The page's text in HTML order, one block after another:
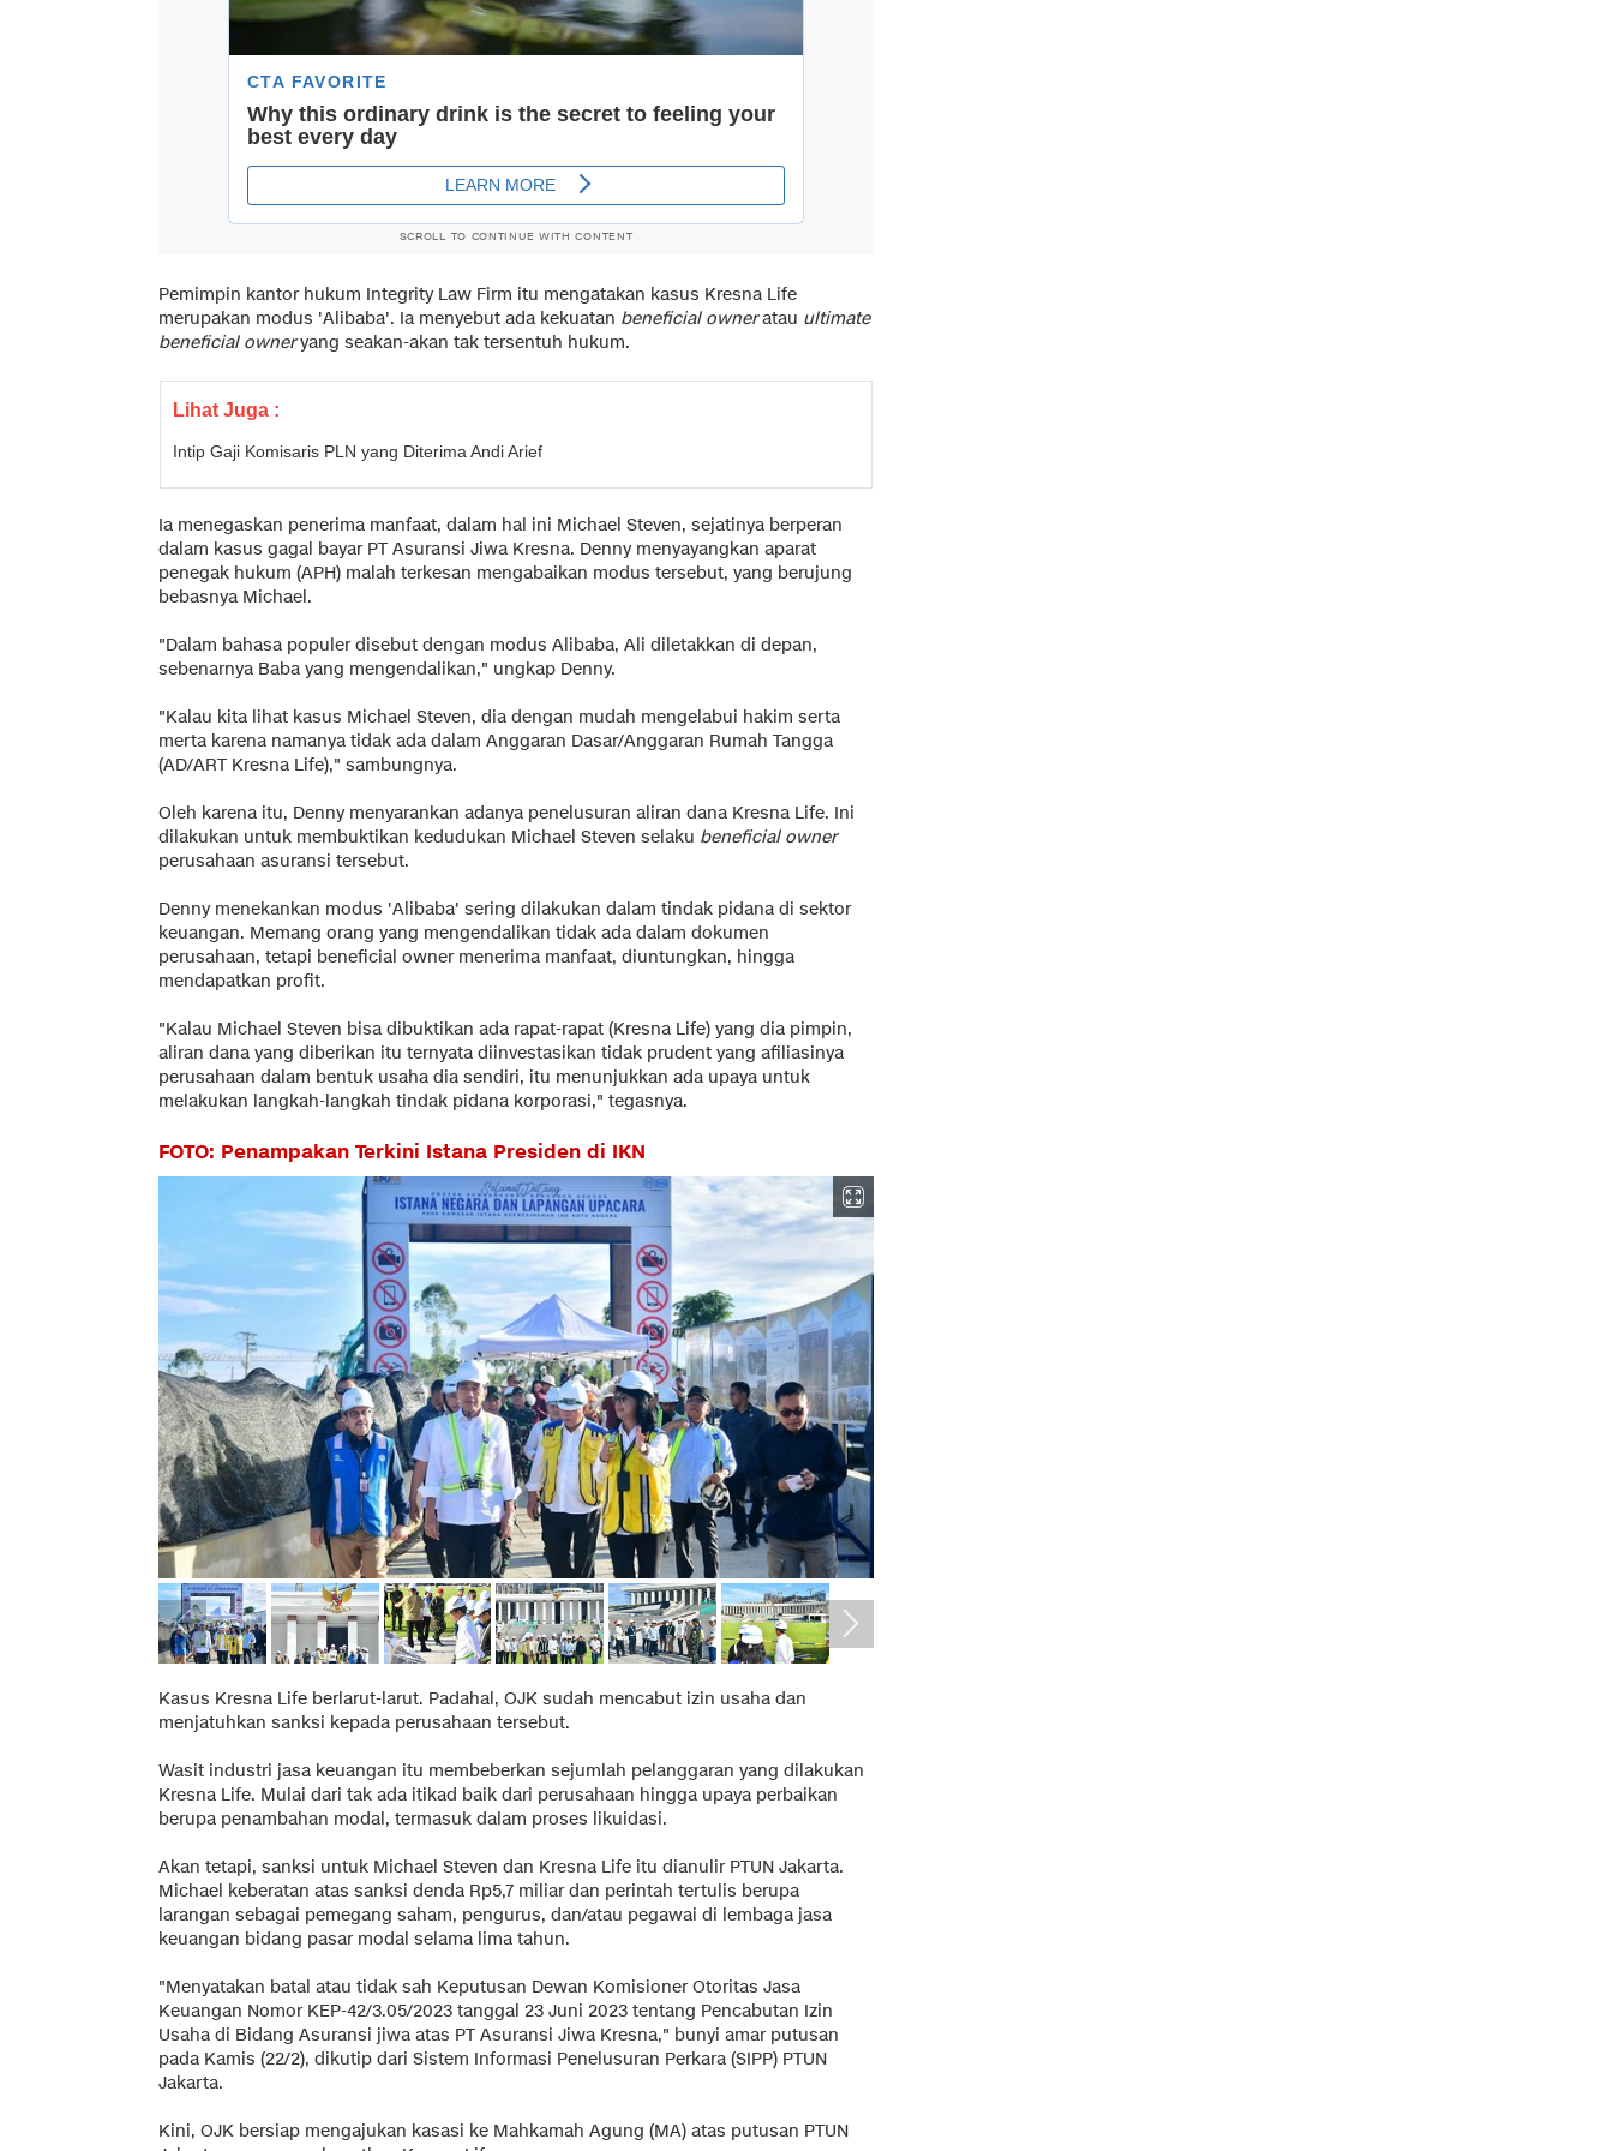
SCROLL TO CONTINUE WITH CONTENT
Pemimpin kantor hukum Integrity Law Firm itu mengatakan kasus Kresna Life
merupakan modus 'Alibaba'. Ia menyebut ada kekuatan beneficial owneratau ultimate
beneficial owneryang seakan-akan tak tersentuh hukum.
Lihat Juga :
Intip Gaji Komisaris PLN yang Diterima Andi Arief
Ia menegaskan penerima manfaat, dalam hal ini Michael Steven, sejatinya berperan
dalam kasus gagal bayar PT Asuransi Jiwa Kresna. Denny menyayangkan aparat
penegak hukum (APH) malah terkesan mengabaikan modus tersebut, yang berujung
bebasnya Michael.
"Dalam bahasa populer disebut dengan modus Alibaba, Ali diletakkan di depan,
sebenarnya Baba yang mengendalikan," ungkap Denny.
"Kalau kita lihat kasus Michael Steven, dia dengan mudah mengelabui hakim serta
merta karena namanya tidak ada dalam Anggaran Dasar/Anggaran Rumah Tangga
(AD/ART Kresna Life)," sambungnya.
Oleh karena itu, Denny menyarankan adanya penelusuran aliran dana Kresna Life. Ini
dilakukan untuk membuktikan kedudukan Michael Steven selaku beneficial owner
perusahaan asuransi tersebut.
Denny menekankan modus 'Alibaba' sering dilakukan dalam tindak pidana di sektor
keuangan. Memang orang yang mengendalikan tidak ada dalam dokumen
perusahaan, tetapi beneficial owner menerima manfaat, diuntungkan, hingga
mendapatkan profit.
"Kalau Michael Steven bisa dibuktikan ada rapat-rapat (Kresna Life) yang dia pimpin,
aliran dana yang diberikan itu ternyata diinvestasikan tidak prudent yang afiliasinya
perusahaan dalam bentuk usaha dia sendiri, itu menunjukkan ada upaya untuk
melakukan langkah-langkah tindak pidana korporasi," tegasnya.
FOTO: Penampakan Terkini Istana Presiden di IKN
Kasus Kresna Life berlarut-larut. Padahal, OJK sudah mencabut izin usaha dan
menjatuhkan sanksi kepada perusahaan tersebut.
Wasit industri jasa keuangan itu membeberkan sejumlah pelanggaran yang dilakukan
Kresna Life. Mulai dari tak ada itikad baik dari perusahaan hingga upaya perbaikan
berupa penambahan modal, termasuk dalam proses likuidasi.
Akan tetapi, sanksi untuk Michael Steven dan Kresna Life itu dianulir PTUN Jakarta.
Michael keberatan atas sanksi denda Rp5,7 miliar dan perintah tertulis berupa
larangan sebagai pemegang saham, pengurus, dan/atau pegawai di lembaga jasa
keuangan bidang pasar modal selama lima tahun.
"Menyatakan batal atau tidak sah Keputusan Dewan Komisioner Otoritas Jasa
Keuangan Nomor KEP-42/3.05/2023 tanggal 23 Juni 2023 tentang Pencabutan Izin
Usaha di Bidang Asuransi jiwa atas PT Asuransi Jiwa Kresna," bunyi amar putusan
pada Kamis (22/2), dikutip dari Sistem Informasi Penelusuran Perkara (SIPP) PTUN
Jakarta.
Kini, OJK bersiap mengajukan kasasi ke Mahkamah Agung (MA) atas putusan PTUN